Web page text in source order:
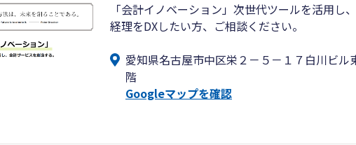
「会計イノベーション」次世代ツールを活用し
経理をDXしたい方、ご相談ください。
愛知県名古屋市中区栄２－５－１７白川ビル
階
Googleマップを確認